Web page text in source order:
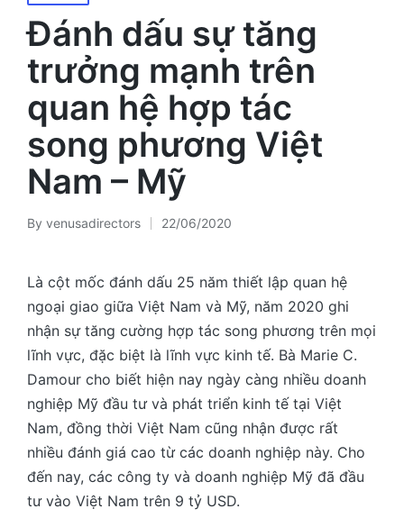
in
Đánh dấu sự tăng
trưởng mạnh trên
quan hệ hợp tác
song phương Việt
Nam – Mỹ
Posted
By venusadirectors 22/06/2020
Là cột mốc đánh dấu 25 năm thiết lập quan hệ
ngoại giao giữa Việt Nam và Mỹ, năm 2020 ghi
nhận sự tăng cường hợp tác song phương trên mọi
lĩnh vực, đặc biệt là lĩnh vực kinh tế. Bà Marie C.
Damour cho biết hiện nay ngày càng nhiều doanh
nghiệp Mỹ đầu tư và phát triển kinh tế tại Việt
Nam, đồng thời Việt Nam cũng nhận được rất
nhiều đánh giá cao từ các doanh nghiệp này. Cho
đến nay, các công ty và doanh nghiệp Mỹ đã đầu
tư vào Việt Nam trên 9 tỷ USD.